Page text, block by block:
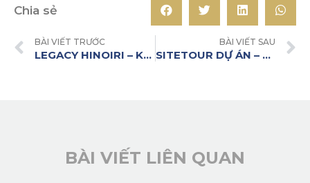
Chia sẻ
BÀI VIẾT TRƯỚC
LEGACY HINOIRI – KHỞI NGUỒN NHỊP SỐNG MỚI TẠI LÕI CÔNG NGHỆ TÂY HÀ NỘI
BÀI VIẾT SAU
SITETOUR DỰ ÁN – HÀNH TRÌNH KIẾN TẠO GIÁ TRỊ CÙNG AHS PROPERTY
BÀI VIẾT LIÊN QUAN